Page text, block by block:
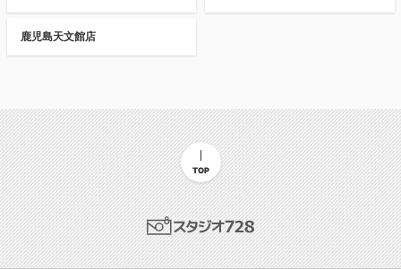
鹿児島天文館店
TOP
スタジオ728